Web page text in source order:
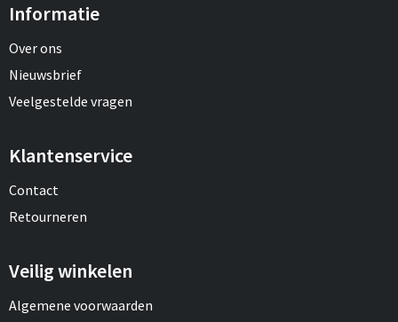
Informatie
Over ons
Nieuwsbrief
Veelgestelde vragen
Klantenservice
Contact
Retourneren
Veilig winkelen
Algemene voorwaarden